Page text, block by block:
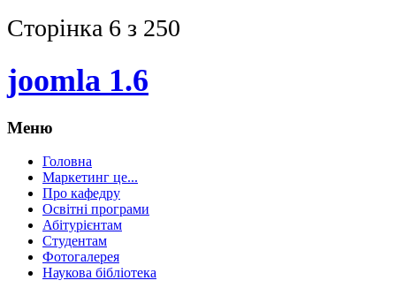
Сторінка 6 з 250
joomla 1.6
Меню
Головна
Маркетинг це...
Про кафедру
Освітні програми
Абітурієнтам
Студентам
Фотогалерея
Наукова бібліотека